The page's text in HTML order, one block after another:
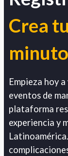
Crea
Empieza hoy
eventos de
plataforma
experiencia y